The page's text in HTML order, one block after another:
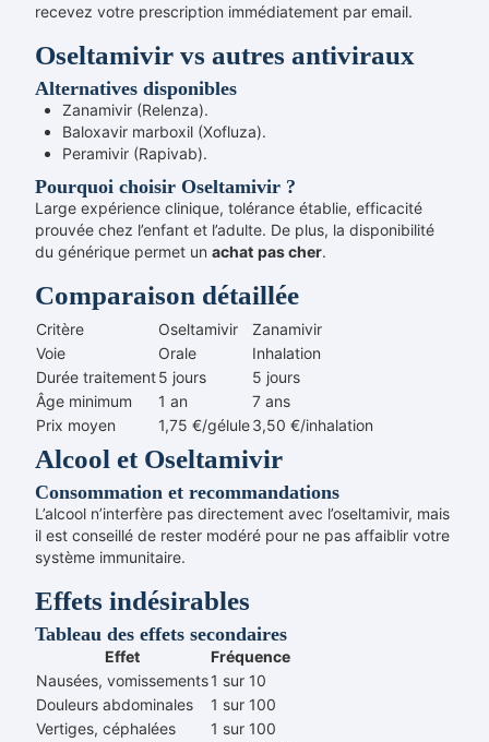
recevez votre prescription immédiatement par email.
Oseltamivir vs autres antiviraux
Alternatives disponibles
Zanamivir (Relenza).
Baloxavir marboxil (Xofluza).
Peramivir (Rapivab).
Pourquoi choisir Oseltamivir ?
Large expérience clinique, tolérance établie, efficacité
prouvée chez l’enfant et l’adulte. De plus, la disponibilité
du générique permet un achat pas cher.
Comparaison détaillée
Critère Oseltamivir
Zanamivir
Voie
Orale
Inhalation
Durée traitement5 jours
5 jours
Âge minimum
1 an
7 ans
Prix moyen
1,75 €/gélule3,50 €/inhalation
Alcool et Oseltamivir
Consommation et recommandations
L’alcool n’interfère pas directement avec l’oseltamivir, mais
il est conseillé de rester modéré pour ne pas affaiblir votre
système immunitaire.
Effets indésirables
Tableau des effets secondaires
Effet
Fréquence
Nausées, vomissements1 sur 10
Douleurs abdominales
1 sur 100
Vertiges, céphalées
1 sur 100